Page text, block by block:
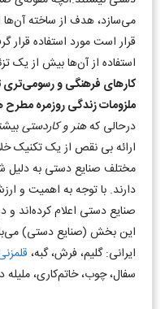
می‌سازد، هدف از ساخته
قرار است مورد استفاده قرار
استفاده از آن‌ها بیش از یک
کارهای فرهنگی و رسومی‌تری
ملزومات زندگی روزمره مطرح
درحالی کههنر و کاردستی
ارائه بی نقص از یک تکنیک
مختلف صنایع دستی به دلیل
صنایع دستی اعلام کرده‌اند و
این بخش (صنایع دستی)
ایرانی: گلیم، فرش، گبه،
سفال، چوب، خاتم‌کاری،